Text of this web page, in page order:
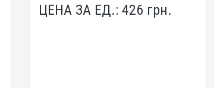
ЦЕНА ЗА ЕД.: 426 грн.